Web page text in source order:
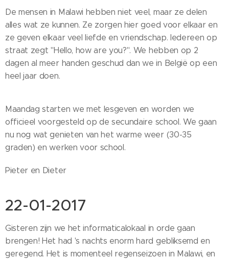
De mensen in Malawi hebben niet veel, maar ze delen
alles wat ze kunnen. Ze zorgen hier goed voor elkaar en
ze geven elkaar veel liefde en vriendschap. Iedereen op
straat zegt "Hello, how are you?". We hebben op 2
dagen al meer handen geschud dan we in België op een
heel jaar doen.
Maandag starten we met lesgeven en worden we
officieel voorgesteld op de secundaire school. We gaan
nu nog wat genieten van het warme weer (30-35
graden) en werken voor school.
Pieter en Dieter
22-01-2017
Gisteren zijn we het informaticalokaal in orde gaan
brengen! Het had 's nachts enorm hard gebliksemd en
geregend. Het is momenteel regenseizoen in Malawi, en